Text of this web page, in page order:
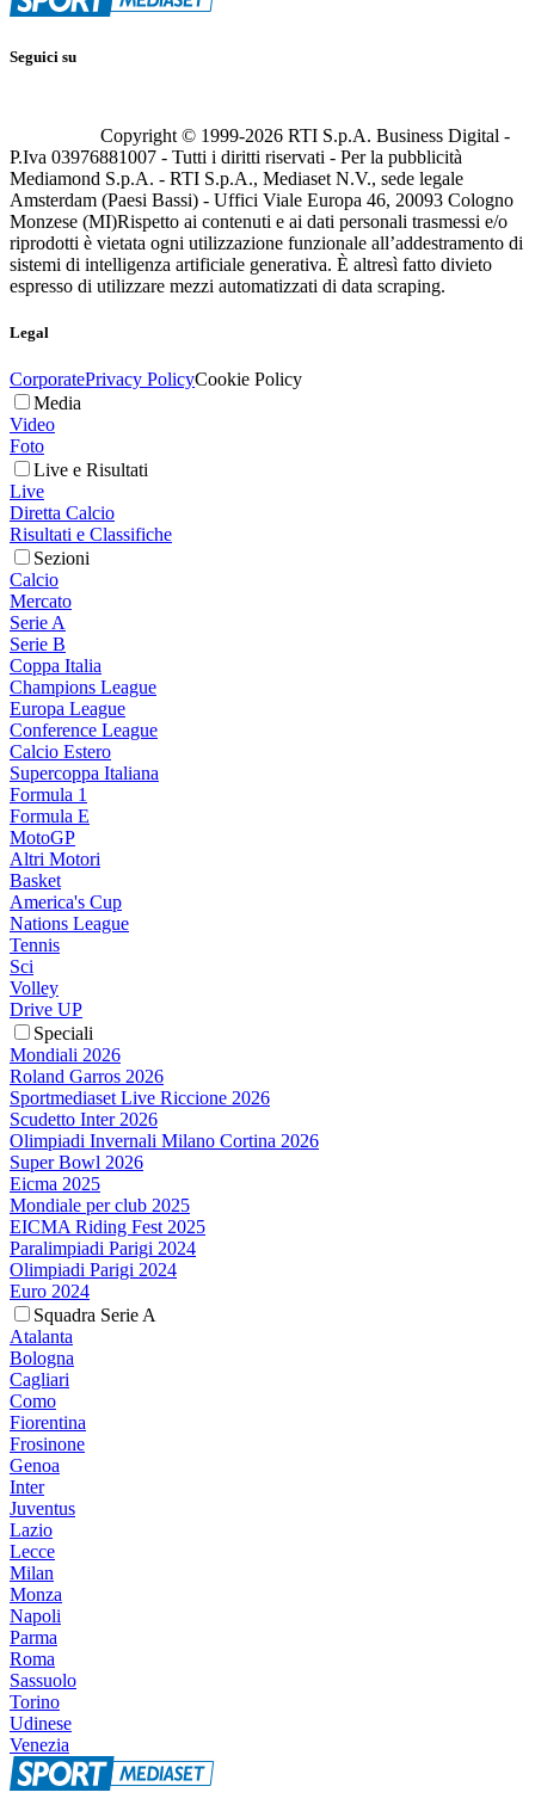
Seguici su
Copyright © 1999-2026 RTI S.p.A. Business Digital -
P.Iva 03976881007 - Tutti i diritti riservati - Per la pubblicità
Mediamond S.p.A. - RTI S.p.A., Mediaset N.V., sede legale
Amsterdam (Paesi Bassi) - Uffici Viale Europa 46, 20093 Cologno
Monzese (MI)Rispetto ai contenuti e ai dati personali trasmessi e/o
riprodotti è vietata ogni utilizzazione funzionale all’addestramento di
sistemi di intelligenza artificiale generativa. È altresì fatto divieto
espresso di utilizzare mezzi automatizzati di data scraping.
Legal
CorporatePrivacy PolicyCookie Policy
Media
Video
Foto
Live e Risultati
Live
Diretta Calcio
Risultati e Classifiche
Sezioni
Calcio
Mercato
Serie A
Serie B
Coppa Italia
Champions League
Europa League
Conference League
Calcio Estero
Supercoppa Italiana
Formula 1
Formula E
MotoGP
Altri Motori
Basket
America's Cup
Nations League
Tennis
Sci
Volley
Drive UP
Speciali
Mondiali 2026
Roland Garros 2026
Sportmediaset Live Riccione 2026
Scudetto Inter 2026
Olimpiadi Invernali Milano Cortina 2026
Super Bowl 2026
Eicma 2025
Mondiale per club 2025
EICMA Riding Fest 2025
Paralimpiadi Parigi 2024
Olimpiadi Parigi 2024
Euro 2024
Squadra Serie A
Atalanta
Bologna
Cagliari
Como
Fiorentina
Frosinone
Genoa
Inter
Juventus
Lazio
Lecce
Milan
Monza
Napoli
Parma
Roma
Sassuolo
Torino
Udinese
Venezia